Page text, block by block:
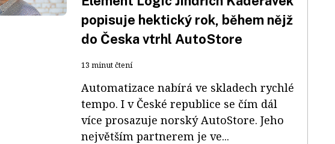
popisuje hektický rok, během nějž
do Česka vtrhl AutoStore
13 minut čtení
Automatizace nabírá ve skladech rychlé
tempo. I v České republice se čím dál
více prosazuje norský AutoStore. Jeho
největším partnerem je ve...